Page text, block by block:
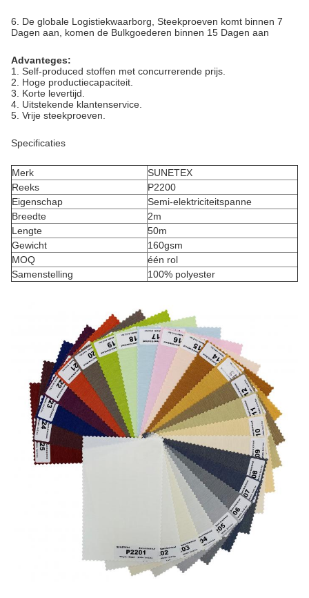
6. De globale Logistiekwaarborg, Steekproeven komt binnen 7
Dagen aan, komen de Bulkgoederen binnen 15 Dagen aan
Advanteges:
1. Self-produced stoffen met concurrerende prijs.
2. Hoge productiecapaciteit.
3. Korte levertijd.
4. Uitstekende klantenservice.
5. Vrije steekproeven.
Specificaties
Merk
SUNETEX
Reeks
P2200
Eigenschap
Semi-elektriciteitspanne
Breedte
2m
Lengte
50m
Gewicht
160gsm
MOQ
één rol
Samenstelling
100% polyester